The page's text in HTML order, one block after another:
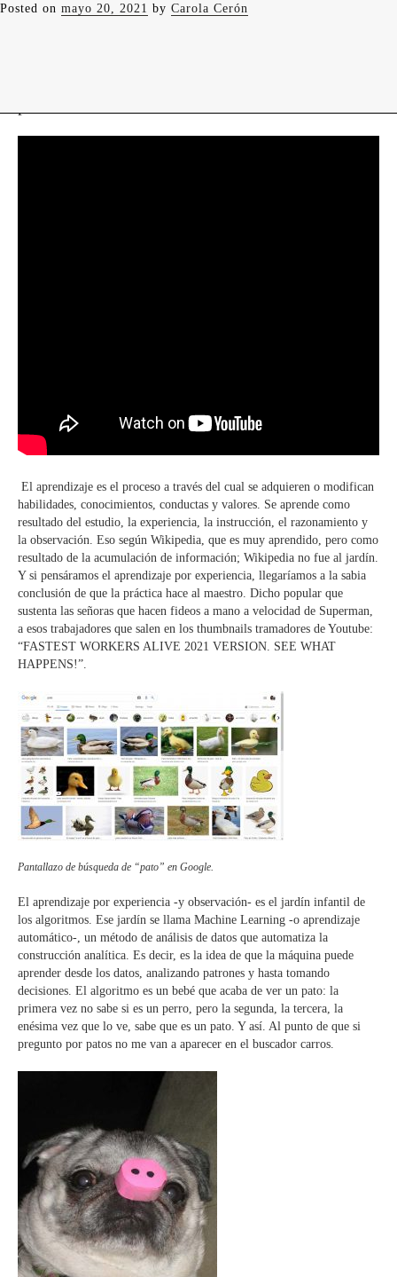
levedades encuentros constelaciones
Posted on mayo 20, 2021 by Carola Cerón
El aprendizaje es el proceso a través del cual se adquieren o modifican
habilidades, conocimientos, conductas y valores. Se aprende como
resultado del estudio, la experiencia, la instrucción, el razonamiento y
la observación. Eso según Wikipedia, que es muy aprendido, pero como
resultado de la acumulación de información; Wikipedia no fue al jardín.
Y si pensáramos el aprendizaje por experiencia, llegaríamos a la sabia
conclusión de que la práctica hace al maestro. Dicho popular que
sustenta las señoras que hacen fideos a mano a velocidad de Superman,
a esos trabajadores que salen en los thumbnails tramadores de Youtube:
“FASTEST WORKERS ALIVE 2021 VERSION. SEE WHAT
HAPPENS!”.
Pantallazo de búsqueda de “pato” en Google.
El aprendizaje por experiencia -y observación- es el jardín infantil de
los algoritmos. Ese jardín se llama Machine Learning -o aprendizaje
automático-, un método de análisis de datos que automatiza la
construcción analítica. Es decir, es la idea de que la máquina puede
aprender desde los datos, analizando patrones y hasta tomando
decisiones. El algoritmo es un bebé que acaba de ver un pato: la
primera vez no sabe si es un perro, pero la segunda, la tercera, la
enésima vez que lo ve, sabe que es un pato. Y así. Al punto de que si
pregunto por patos no me van a aparecer en el buscador carros.